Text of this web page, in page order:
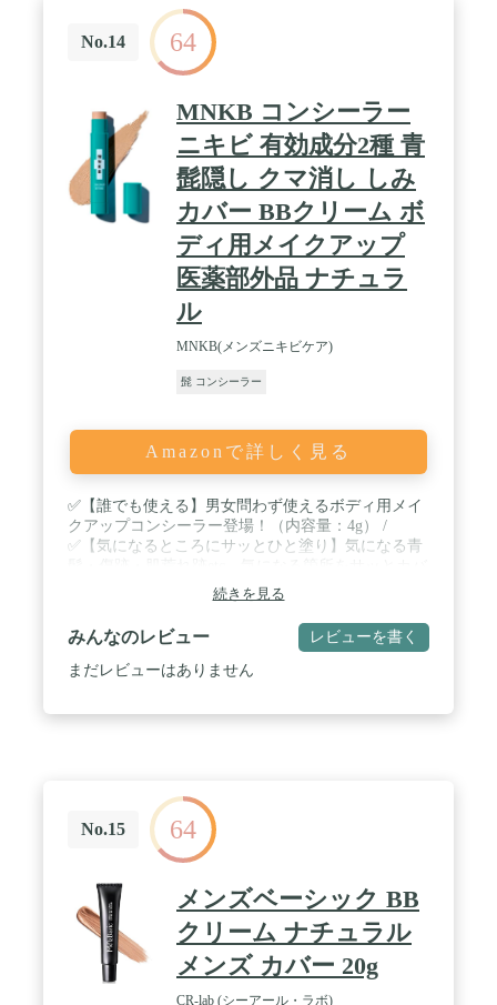
No.14 64
MNKB コンシーラー
ニキビ 有効成分2種 青
髭隠し クマ消し しみ
カバー BBクリーム ボ
ディ用メイクアップ
医薬部外品 ナチュラ
ル
MNKB(メンズニキビケア)
髭 コンシーラー
Amazonで詳しく見る
✅【誰でも使える】男女問わず使えるボディ用メイ
クアップコンシーラー登場！（内容量：4g） /
✅【気になるところにサッとひと塗り】気になる青
ー。 / ✅【殺菌×抗炎症×保湿 でニキビ対策】①殺菌
×抗炎症成分（ｲｿﾌﾟﾛﾋﾟﾙﾒﾁﾙﾌｪﾉｰﾙ､ｸﾞﾘﾁﾙﾚﾁﾝ酸ｽﾃｱﾘ
ﾙ）②保湿成分 （加水分解ﾋｱﾙﾛﾝ酸､ﾌﾟﾗｾﾝﾀｴｷｽ､水溶
性ｺﾗｰｹﾞﾝ､ｱﾛｴｴｷｽ､ﾀﾞｲｽﾞｴｷｽ）を贅沢に配合 / ✅【肌
の明るさ補正】CCクリームとして、肌の明るさをコ
続きを見る
みんなのレビュー レビューを書く
まだレビューはありません
No.15 64
メンズベーシック BB
クリーム ナチュラル
メンズ カバー 20g
CR-lab (シーアール・ラボ)